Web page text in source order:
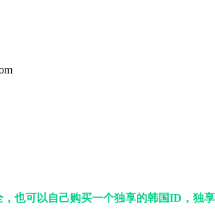
也可以自己购买一个独享的韩国ID，独